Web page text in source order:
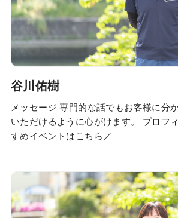
谷川佑樹
メッセージ 専門的な話でもお客様に分
いただけるように心がけます。 プロフ
すめイベントはこちら／